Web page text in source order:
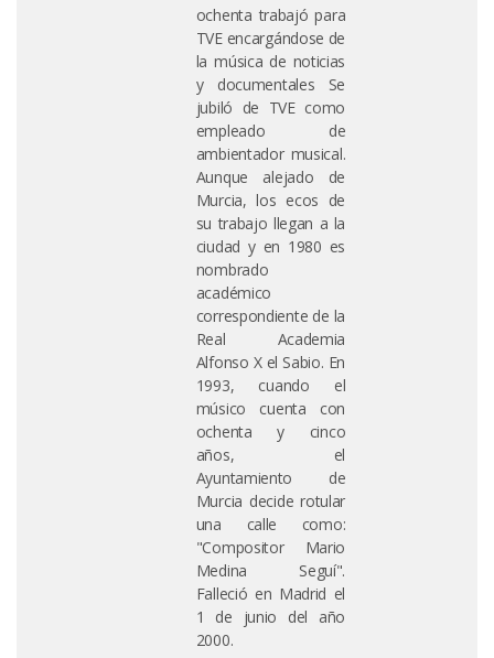
ochenta trabajó para
TVE encargándose de
la música de noticias
y documentales Se
jubiló de TVE como
empleado de
ambientador musical.
Aunque alejado de
Murcia, los ecos de
su trabajo llegan a la
ciudad y en 1980 es
nombrado
académico
correspondiente de la
Real Academia
Alfonso X el Sabio. En
1993, cuando el
músico cuenta con
ochenta y cinco
años, el
Ayuntamiento de
Murcia decide rotular
una calle como:
"Compositor Mario
Medina Seguí".
Falleció en Madrid el
1 de junio del año
2000.